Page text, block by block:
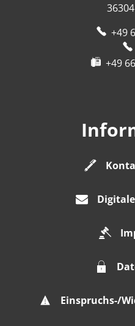
36304
+49
+49
Einspruchs-/